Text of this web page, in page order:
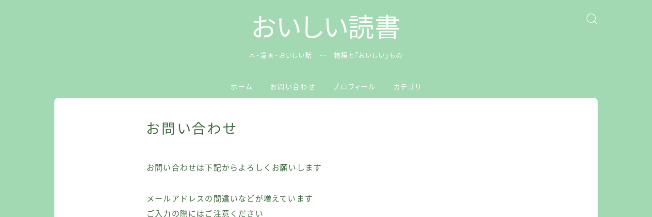
おいしい読書
本・漫画・おいしい話 ～ 物語と「おいしい」もの
ホーム お問い合わせ プロフィール カテゴリ
お問い合わせ
お問い合わせは下記からよろしくお願いします
メールアドレスの間違いなどが増えています
ご入力の際にはご注意ください